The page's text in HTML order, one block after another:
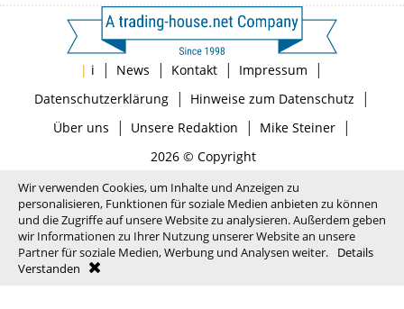
| i | News | Kontakt | Impressum |
Datenschutzerklärung| Hinweise zum Datenschutz |
Über uns | Unsere Redaktion | Mike Steiner|
2026 © Copyright
Wir verwenden Cookies, um Inhalte und Anzeigen zu
personalisieren, Funktionen für soziale Medien anbieten zu können
und die Zugriffe auf unsere Website zu analysieren. Außerdem geben
wir Informationen zu Ihrer Nutzung unserer Website an unsere
Partner für soziale Medien, Werbung und Analysen weiter.
Details
Verstanden